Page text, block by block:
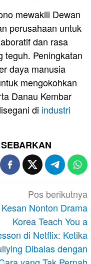
mewakili Dewan
perusahaan untuk
dan rasa
teguh. Peningkatan
daya manusia
mengokohkan
Danau Kembar
di industri
SEBARKAN
Pos berikutnya
Kesan Nonton Drama
Korea Teach You a
di Netflix: Ketika
Dibalas dengan